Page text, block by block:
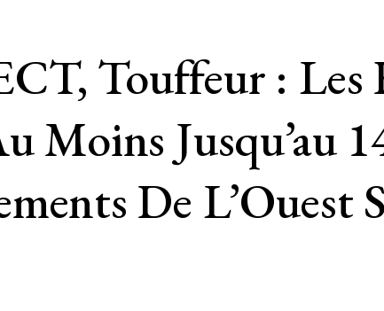
Touffeur : Les
Moins Jusqu’au
De